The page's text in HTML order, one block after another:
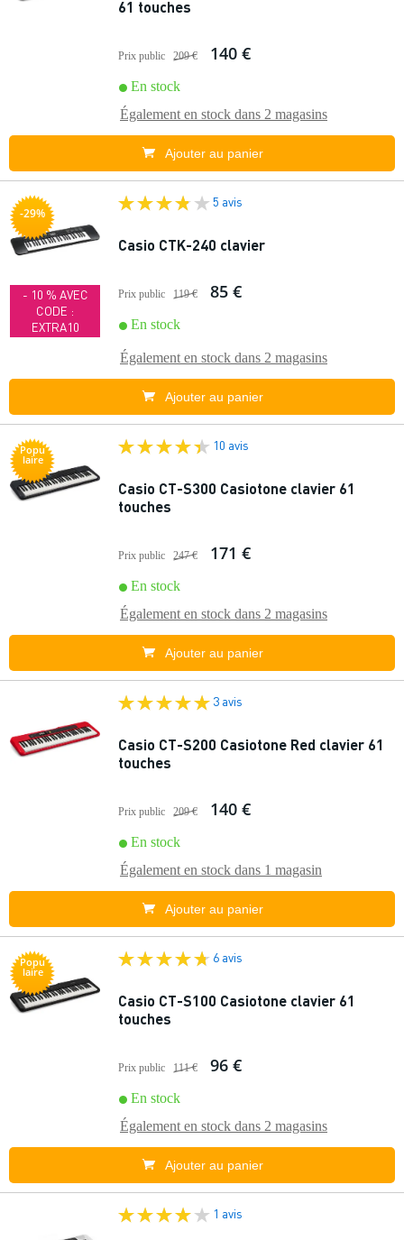
61 touches
Prix public 209 € 140 €
En stock
Également en stock dans 2 magasins
Ajouter au panier
-29%
- 10 % AVEC
CODE :
EXTRA10
5 avis
Casio CTK-240 clavier
Prix public 119 € 85 €
En stock
Également en stock dans 2 magasins
Ajouter au panier
Popu
laire
10 avis
Casio CT-S300 Casiotone clavier 61
touches
Prix public 247 € 171 €
En stock
Également en stock dans 2 magasins
Ajouter au panier
3 avis
Casio CT-S200 Casiotone Red clavier 61
touches
Prix public 209 € 140 €
En stock
Également en stock dans 1 magasin
Ajouter au panier
Popu
laire
6 avis
Casio CT-S100 Casiotone clavier 61
touches
Prix public 111 € 96 €
En stock
Également en stock dans 2 magasins
Ajouter au panier
1 avis